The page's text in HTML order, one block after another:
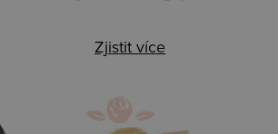
Zjistit více